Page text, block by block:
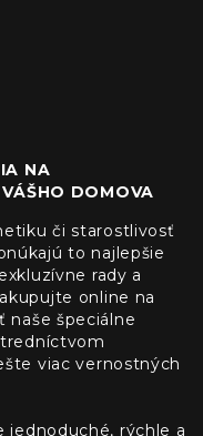
NA
DOMOVA
či starostlivosť
to najlepšie
rady a
online na
naše špeciálne
viac vernostných
jednoduché, rýchle a